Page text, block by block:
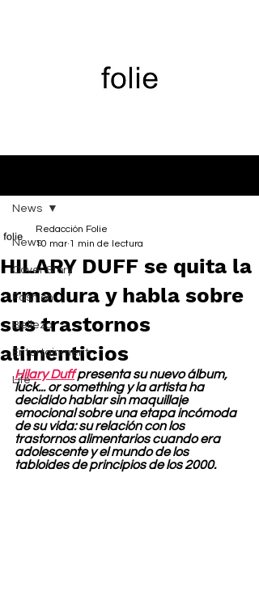
News
Cover Story
Fashion
Belleza
Entertainment
Life
News
HILARY DUFF se quita la
armadura y habla sobre
sus trastornos
alimenticios
Redacción Folie
10 mar 1 min de lectura
Hilary Duff presenta su nuevo álbum,
luck... or something y la artista ha
decidido hablar sin maquillaje
emocional sobre una etapa incómoda
de su vida: su relación con los
trastornos alimentarios cuando era
adolescente y el mundo de los
tabloides de principios de los 2000.